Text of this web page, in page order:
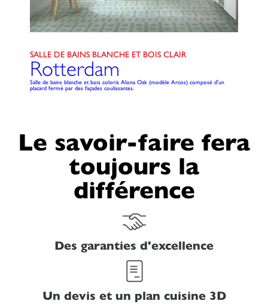
SALLE DE BAINS BLANCHE ET BOIS CLAIR
Rotterdam
Salle de bains blanche et bois coloris Alona Oak (modèle Arcos) composé d'un
placard fermé par des façades coulissantes.
Le savoir-faire fera
toujours la
différence
Des garanties d'excellence
Un devis et un plan cuisine 3D